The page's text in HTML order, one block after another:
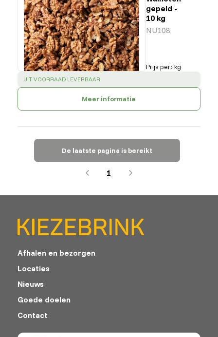
gepeld -
10 kg
NU108
Prijs per: kg
SUCCESS:
UIT VOORRAAD LEVERBAAR
Meer informatie
De laatste pagina is bereikt
1
Afhalen en bezorgen
Locaties
Nieuws
Goede doelen
Contact